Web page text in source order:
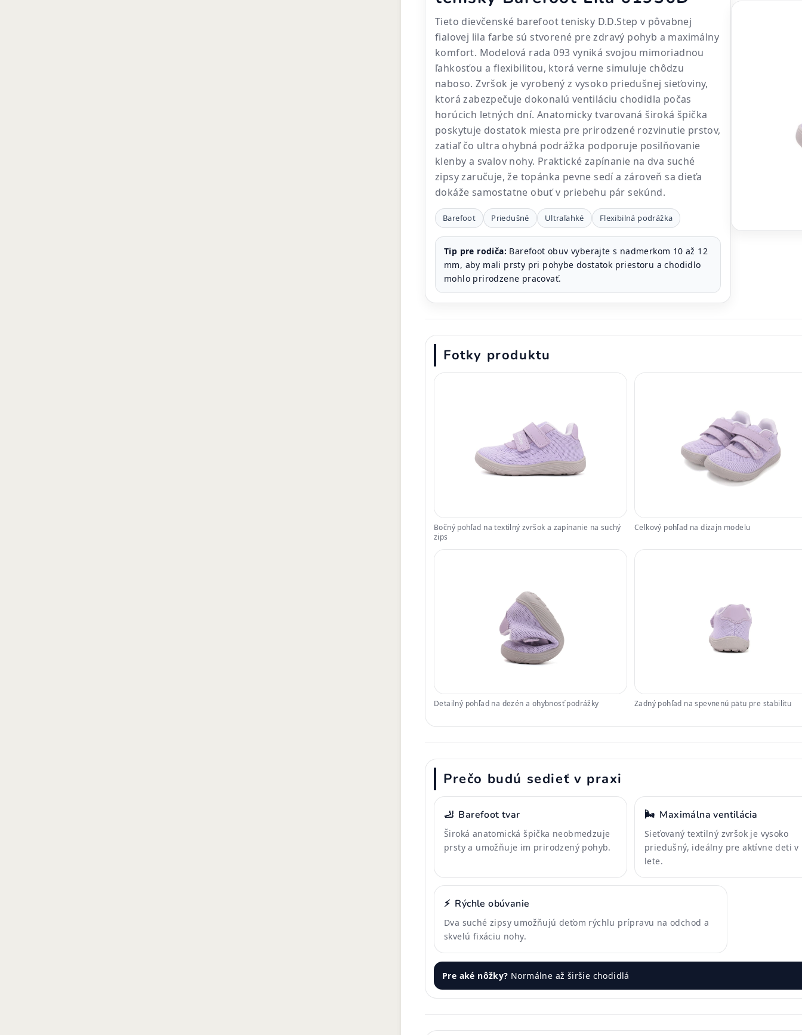
Tieto dievčenské barefoot tenisky D.D.Step v pôvabnej
fialovej lila farbe sú stvorené pre zdravý pohyb a maximálny
komfort. Modelová rada 093 vyniká svojou mimoriadnou
ľahkosťou a flexibilitou, ktorá verne simuluje chôdzu
naboso. Zvršok je vyrobený z vysoko priedušnej sieťoviny,
ktorá zabezpečuje dokonalú ventiláciu chodidla počas
horúcich letných dní. Anatomicky tvarovaná široká špička
poskytuje dostatok miesta pre prirodzené rozvinutie prstov,
zatiaľ čo ultra ohybná podrážka podporuje posilňovanie
klenby a svalov nohy. Praktické zapínanie na dva suché
zipsy zaručuje, že topánka pevne sedí a zároveň sa dieťa
dokáže samostatne obuť v priebehu pár sekúnd.
Barefoot Priedušné Ultraľahké Flexibilná podrážka
Tip pre rodiča: Barefoot obuv vyberajte s nadmerkom 10 až 12
mm, aby mali prsty pri pohybe dostatok priestoru a chodidlo
mohlo prirodzene pracovať.
Fotky produktu
Bočný pohľad na textilný zvršok a zapínanie na suchý
zips
Celkový pohľad na dizajn modelu
Detailný pohľad na dezén a ohybnosť podrážky Zadný pohľad na spevnenú pätu pre stabilitu
Prečo budú sedieť v praxi
🦶 Barefoot tvar
Široká anatomická špička neobmedzuje
prsty a umožňuje im prirodzený pohyb.
🌬️ Maximálna ventilácia
Sieťovaný textilný zvršok je vysoko
priedušný, ideálny pre aktívne deti v
lete.
⚡ Rýchle obúvanie
Dva suché zipsy umožňujú deťom rýchlu prípravu na odchod a
skvelú fixáciu nohy.
Pre aké nôžky? Normálne až širšie chodidlá